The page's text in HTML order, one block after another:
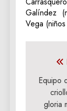
Galíndez
Vega
de
Equipo
gloria